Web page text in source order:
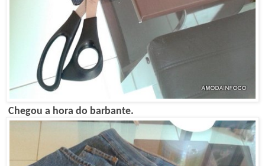
Chegou a hora do barbante.